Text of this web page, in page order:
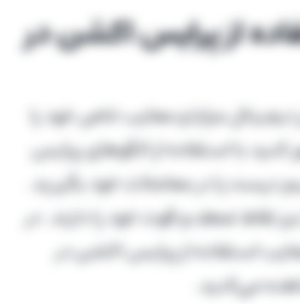
از پرایس اکشن در
مزایا و معایب خاص خود را
کنید با استفاده از الگوهای پرایس
درست را در معاملات خود بگیرید.
نقاط ضعف و قوت خود را دارند. در
استفاده از پرایس اکشن در
می‌کنید.